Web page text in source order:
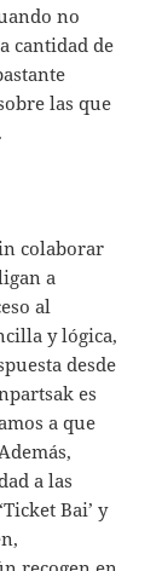
no
cantidad de
las que
colaborar
a
al
y lógica,
desde
es
a que
a las
Bai’ y